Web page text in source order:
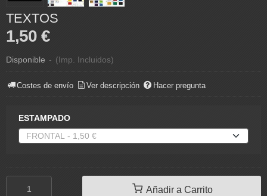
TEXTOS
1,50 €
Disponible - (Imp. Incluidos)
Costes de envío Ver descripción Hacer pregunta
ESTAMPADO
Añadir a Carrito